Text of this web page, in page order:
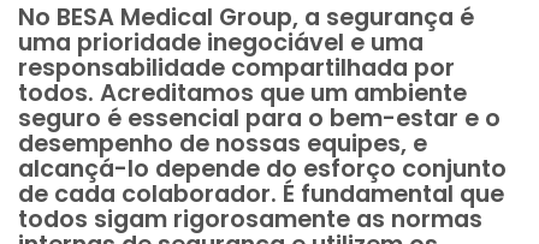
No BESA Medical Group, a segurança é
uma prioridade inegociável e uma
responsabilidade compartilhada por
todos. Acreditamos que um ambiente
seguro é essencial para o bem-estar e o
desempenho de nossas equipes, e
alcançá-lo depende do esforço conjunto
de cada colaborador. É fundamental que
todos sigam rigorosamente as normas